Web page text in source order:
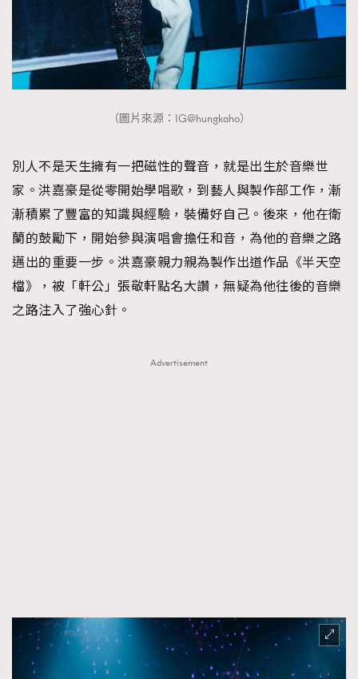
TRENDING
（圖片來源：IG@hungkaho）
別人不是天生擁有一把磁性的聲音，就是出生於音樂世
家。洪嘉豪是從零開始學唱歌，到藝人與製作部工作，漸
漸積累了豐富的知識與經驗，裝備好自己。後來，他在衛
蘭的鼓勵下，開始參與演唱會擔任和音，為他的音樂之路
邁出的重要一步。洪嘉豪親力親為製作出道作品《半天空
檔》，被「軒公」張敬軒點名大讚，無疑為他往後的音樂
之路注入了強心針。
Advertisement